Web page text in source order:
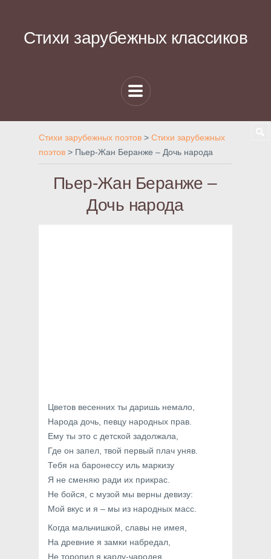
Стихи зарубежных классиков
Стихи зарубежных поэтов > Стихи зарубежных
поэтов > Пьер-Жан Беранже – Дочь народа
Пьер-Жан Беранже –
Дочь народа
Цветов весенних ты даришь немало,
Народа дочь, певцу народных прав.
Ему ты это с детской задолжала,
Где он запел, твой первый плач уняв.
Тебя на баронессу иль маркизу
Я не сменяю ради их прикрас.
Не бойся, с музой мы верны девизу:
Мой вкус и я – мы из народных масс.
Когда мальчишкой, славы не имея,
На древние я замки набредал,
Не торопил я карлу-чародея,